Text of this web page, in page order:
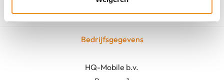
Contact
Bedrijfsgegevens
HQ-Mobile b.v.